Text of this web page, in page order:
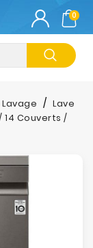
0
Lave
14 Couverts /